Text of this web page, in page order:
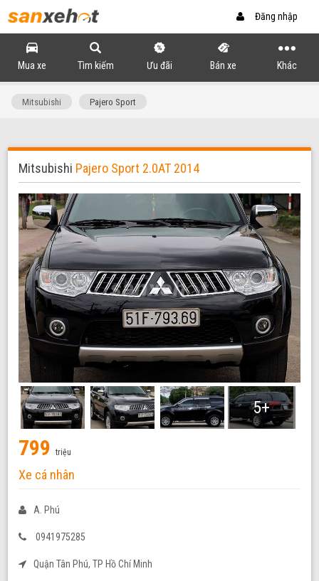
Đăng nhập
Mua xe Tìm kiếm Ưu đãi Bán xe Khác
Mitsubishi Pajero Sport
Mitsubishi Pajero Sport 2.0AT 2014
5+
799triệu
Xe cá nhân
A. Phú
0941975285
Quận Tân Phú, TP Hồ Chí Minh